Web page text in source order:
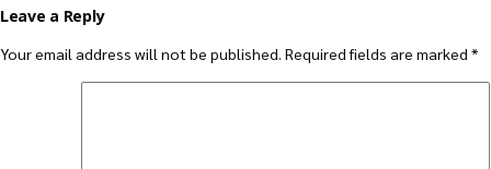
Leave a Reply
Your email address will not be published. Required fields are marked *